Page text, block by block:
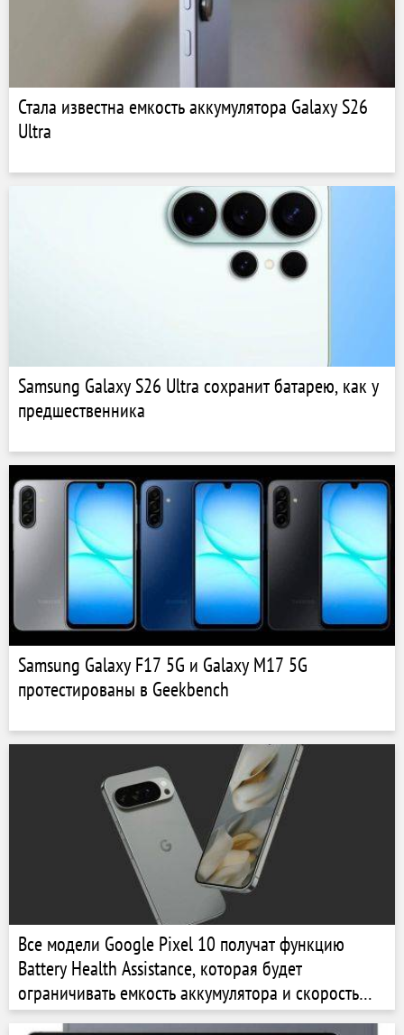
Стала известна емкость аккумулятора Galaxy S26
Ultra
Samsung Galaxy S26 Ultra сохранит батарею, как у
предшественника
Samsung Galaxy F17 5G и Galaxy M17 5G
протестированы в Geekbench
Все модели Google Pixel 10 получат функцию
Battery Health Assistance, которая будет
ограничивать емкость аккумулятора и скорость
зарядки